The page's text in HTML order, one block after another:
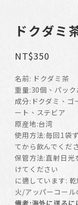
ドクダミ
NT$350
名前: ドクダミ茶
重量:30個、パッ
成分:ドクダミ、ゴ
ート、ステビア
原産地:台湾
使用方法:毎回1袋
てから飲んでくだ
保管方法:直射日光
けてください
に適しています:
火/アッパーコー
備考:海外に送るに